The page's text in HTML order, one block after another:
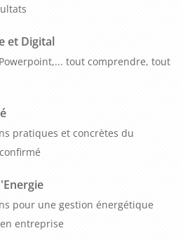
et Digital
tout comprendre, tout
pratiques et concrètes du
pour une gestion énergétique
entreprise